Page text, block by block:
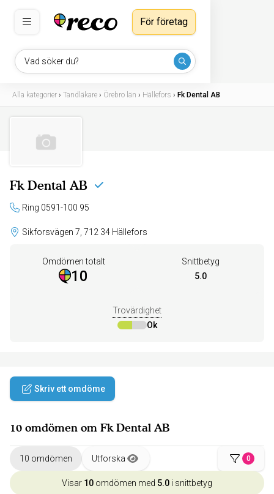
Vad söker du?
För företag
Alla kategorier › Tandläkare › Örebro län › Hällefors › Fk Dental AB
Fk Dental AB
Ring 0591-100 95
Sikforsvägen 7, 712 34 Hällefors
Omdömen totalt
10
Snittbetyg
5.0
Trovärdighet
Ok
Skriv ett omdöme
10 omdömen om Fk Dental AB
10 omdömen Utforska 0
Visar 10 omdömen med 5.0 i snittbetyg